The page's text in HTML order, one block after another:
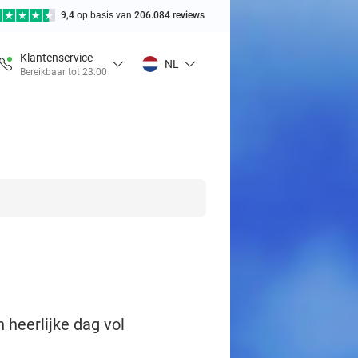
9,4 op basis van 206.084 reviews
Klantenservice
Bereikbaar tot 23:00
NL
heerlijke dag vol